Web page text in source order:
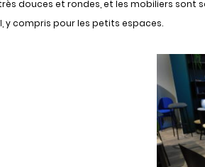
douces et rondes, et les mobiliers sont
y compris pour les petits espaces.